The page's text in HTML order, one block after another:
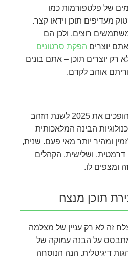
של פלטפורמות כמו
מעדיפים תוכן וידאו קצר.
רוצים, ולכן הם
יוצרים הפקת סרטונים
רק יוצרים תוכן – אתם בונים
אוהב לקדם.
שלושה גורמים מרכזיים הופכים את 2025 לשנת הזהב
הבינה המלאכותית
ומהיר יותר מאי פעם. שנית,
דרמטית. ושלישית, הקהלים
ומצפים לו.
תוכן מנצח
זה לא רק עניין של מצלמה
על הבנה עמוקה של
דיגיטלית. הנה הנוסחה